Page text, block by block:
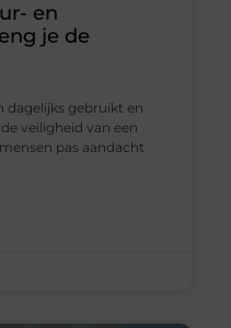
en
je de
dagelijks gebruikt en
veiligheid van een
pas aandacht